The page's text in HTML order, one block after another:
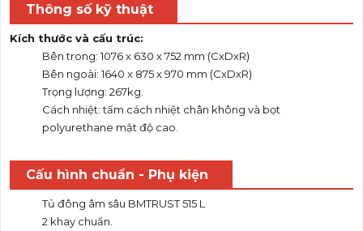
Thông số kỹ thuật
Kích thước và cấu trúc:
Bên trong: 1076 x 630 x 752 mm (CxDxR)
Bên ngoài: 1640 x 875 x 970 mm (CxDxR)
Trọng lượng: 267kg.
Cách nhiệt: tấm cách nhiệt chân không và bọt
polyurethane mật độ cao.
Cấu hình chuẩn - Phụ kiện
Tủ đông âm sâu BMTRUST 515 L
2 khay chuẩn.